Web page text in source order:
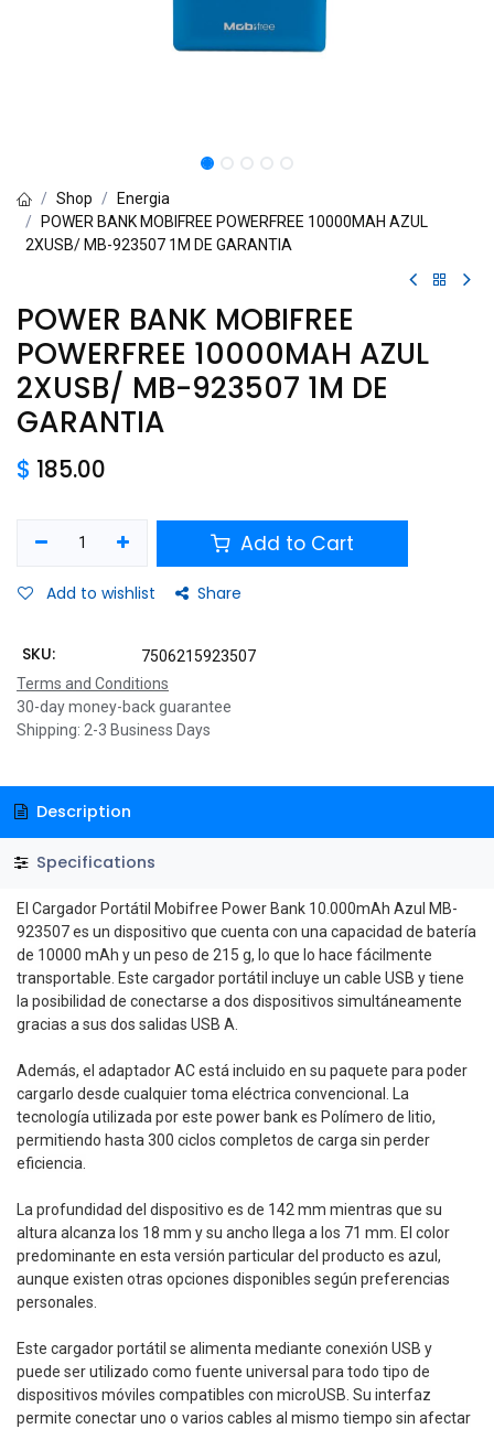
Shop
Energia
POWER BANK MOBIFREE POWERFREE 10000MAH AZUL
2XUSB/ MB-923507 1M DE GARANTIA
POWER BANK MOBIFREE
POWERFREE 10000MAH AZUL
2XUSB/ MB-923507 1M DE
GARANTIA
$ 185.00
Add to Cart
Add to wishlist Share
SKU:
7506215923507
Terms and Conditions
30-day money-back guarantee
Shipping: 2-3 Business Days
Description
Specifications
El Cargador Portátil Mobifree Power Bank 10.000mAh Azul MB-
923507 es un dispositivo que cuenta con una capacidad de batería
de 10000 mAh y un peso de 215 g, lo que lo hace fácilmente
transportable. Este cargador portátil incluye un cable USB y tiene
la posibilidad de conectarse a dos dispositivos simultáneamente
gracias a sus dos salidas USB A.
Además, el adaptador AC está incluido en su paquete para poder
cargarlo desde cualquier toma eléctrica convencional. La
tecnología utilizada por este power bank es Polímero de litio,
permitiendo hasta 300 ciclos completos de carga sin perder
eficiencia.
La profundidad del dispositivo es de 142 mm mientras que su
altura alcanza los 18 mm y su ancho llega a los 71 mm. El color
predominante en esta versión particular del producto es azul,
aunque existen otras opciones disponibles según preferencias
personales.
Este cargador portátil se alimenta mediante conexión USB y
puede ser utilizado como fuente universal para todo tipo de
dispositivos móviles compatibles con microUSB. Su interfaz
permite conectar uno o varios cables al mismo tiempo sin afectar